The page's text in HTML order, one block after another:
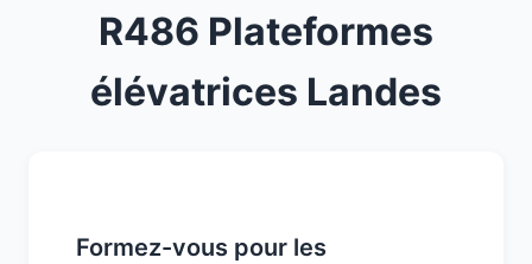
R486 Plateformes
élévatrices Landes
Formez-vous pour les